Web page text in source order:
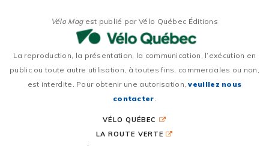
Vélo Magest publié par Vélo Québec Éditions
La reproduction, la présentation, la communication, l’exécution en
public ou toute autre utilisation, à toutes fins, commerciales ou non,
est interdite. Pour obtenir une autorisation,veuillez nous
contacter.
VÉLO QUÉBEC
LA ROUTE VERTE